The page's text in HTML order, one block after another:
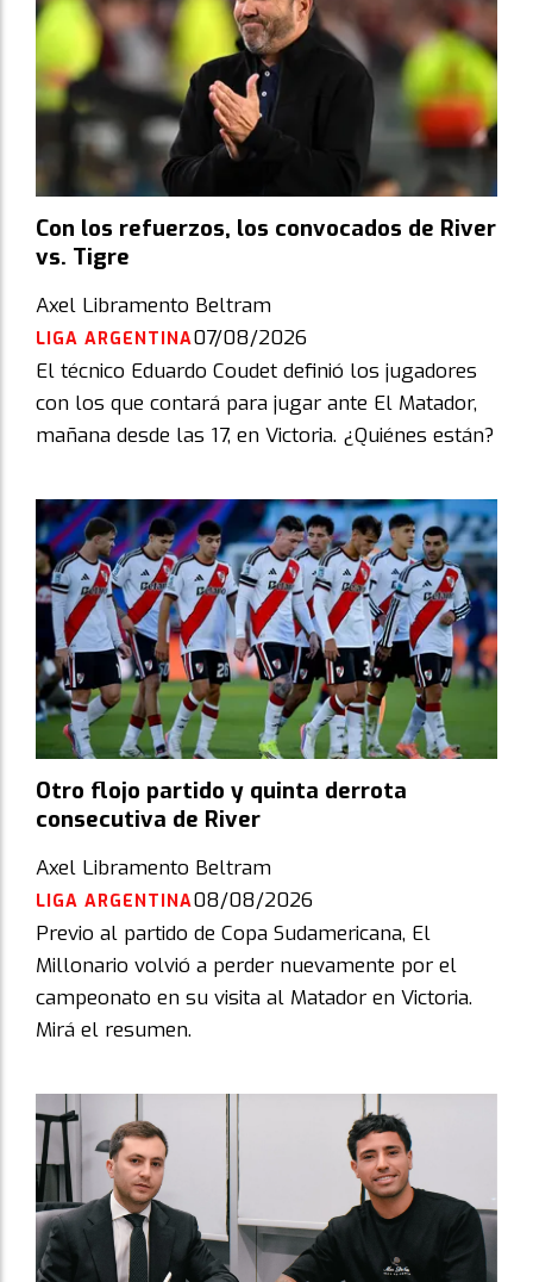
Con los refuerzos, los convocados de River
vs. Tigre
Axel Libramento Beltram
LIGA ARGENTINA07/08/2026
El técnico Eduardo Coudet definió los jugadores
con los que contará para jugar ante El Matador,
mañana desde las 17, en Victoria. ¿Quiénes están?
Otro flojo partido y quinta derrota
consecutiva de River
Axel Libramento Beltram
LIGA ARGENTINA08/08/2026
Previo al partido de Copa Sudamericana, El
Millonario volvió a perder nuevamente por el
campeonato en su visita al Matador en Victoria.
Mirá el resumen.